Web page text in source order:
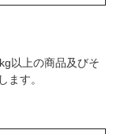
以上の商品及びそ
ます。